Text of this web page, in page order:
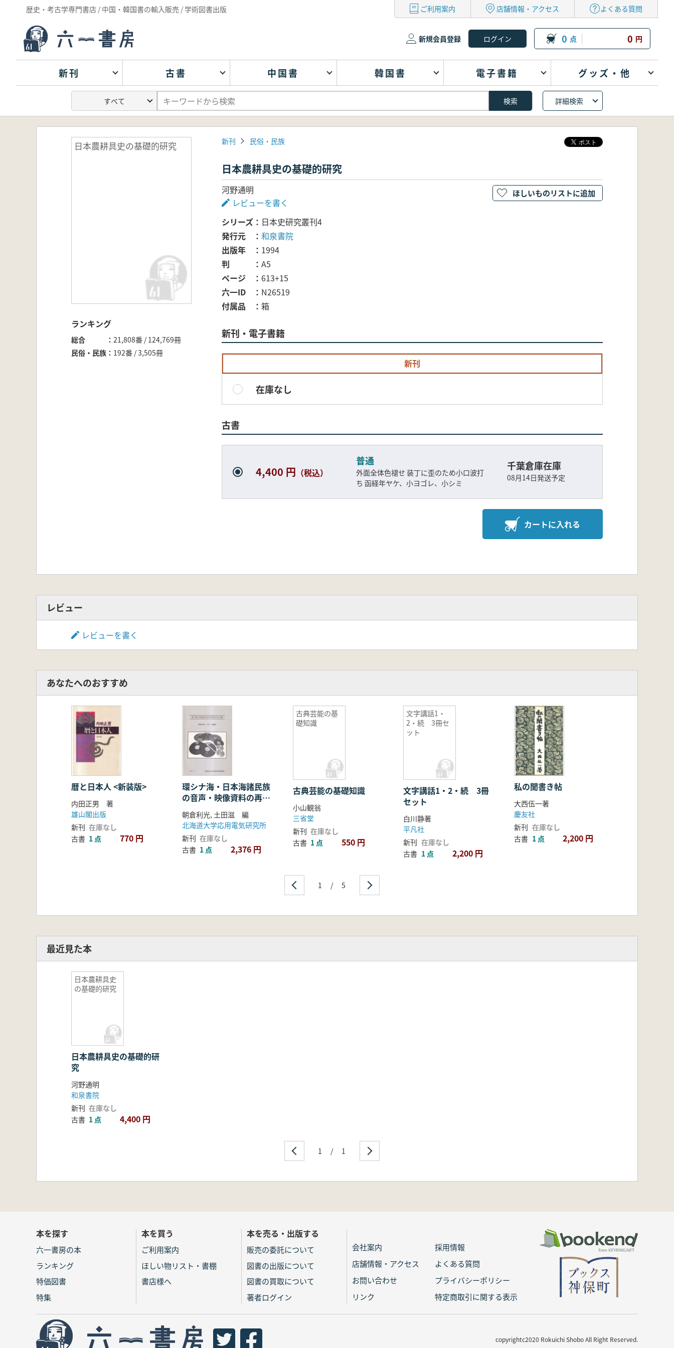
歴史・考古学専門書店 / 中国・韓国書の輸入販売 / 学術図書出版 ご利用案内 店舗情報・アクセス よくある質問
新規会員登録 0 点 0 円
新刊 古書 中国書 韓国書 電子書籍 グッズ・他
詳細検索
日本農耕具史の基礎的研究
ランキング
総合
21,808番 / 124,769冊
民俗・民族
192番 / 3,505冊
新刊 民俗・民族
日本農耕具史の基礎的研究
河野通明
レビューを書く
シリーズ
日本史研究叢刊4
発行元
和泉書院
出版年
1994
判
A5
ページ
613+15
六一ID
N26519
付属品
箱
新刊・電子書籍
新刊
在庫なし
古書
4,400 円 （税込）
普通
外面全体色褪せ 装丁に歪のため小口波打
ち 函経年ヤケ、小ヨゴレ、小シミ
千葉倉庫在庫
08月14日発送予定
カートに入れる
ほしいものリストに追加
レビュー
レビューを書く
あなたへのおすすめ
暦と日本人 <新装版>
内田正男 著
雄山閣出版
新刊 在庫なし
古書 1 点 770 円
環シナ海・日本海諸民族
の音声・映像資料の再
生・解析
朝倉利光, 土田滋 編
北海道大学応用電気研究所
新刊 在庫なし
古書 1 点 2,376 円
古典芸能の基
礎知識
古典芸能の基礎知識
小山観翁
三省堂
新刊 在庫なし
古書 1 点 550 円
文字講話1・
2・続 3冊セ
ット
文字講話1・2・続 3冊
セット
白川静著
平凡社
新刊 在庫なし
古書 1 点 2,200 円
私の聞書き帖
大西伍一著
慶友社
新刊 在庫なし
古書 1 点 2,200 円
1 / 5
最近見た本
日本農耕具史
の基礎的研究
日本農耕具史の基礎的研
究
河野通明
和泉書院
新刊 在庫なし
古書 1 点 4,400 円
1 / 1
本を探す
六一書房の本
ランキング
特価図書
特集
本を買う
ご利用案内
ほしい物リスト・書棚
書店様へ
本を売る・出版する
販売の委託について
図書の出版について
図書の買取について
著者ログイン
会社案内
採用情報
店舗情報・アクセス
よくある質問
お問い合わせ
プライバシーポリシー
リンク
特定商取引に関する表示
copyrightc2020 Rokuichi Shobo All Right Reserved.